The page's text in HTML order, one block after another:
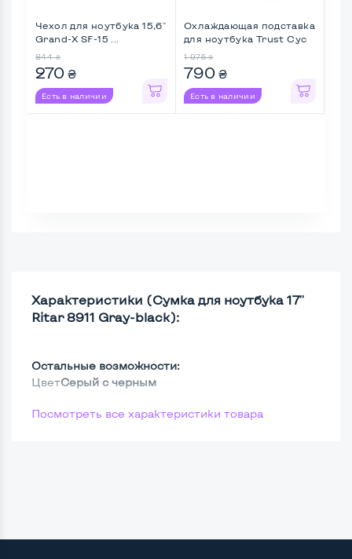
Чехол для ноутбука 15,6''
Grand-X SF-15 ...
844 ₴
270 ₴
Есть в наличии
Охлаждающая подставка
для ноутбука Trust Cyc
1 975 ₴
790 ₴
Есть в наличии
Характеристики (Сумка для ноутбука 17''
Ritar 8911 Gray-black):
Остальные возможности:
ЦветСерый с черным
Посмотреть все характеристики товара